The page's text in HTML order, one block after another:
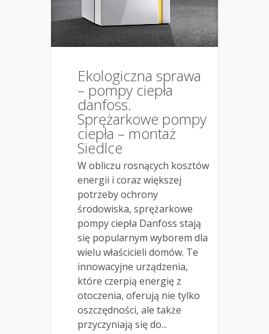
Ekologiczna sprawa
– pompy ciepła
danfoss.
Sprężarkowe pompy
ciepła – montaż
Siedlce
W obliczu rosnących kosztów
energii i coraz większej
potrzeby ochrony
środowiska, sprężarkowe
pompy ciepła Danfoss stają
się popularnym wyborem dla
wielu właścicieli domów. Te
innowacyjne urządzenia,
które czerpią energię z
otoczenia, oferują nie tylko
oszczędności, ale także
przyczyniają się do...